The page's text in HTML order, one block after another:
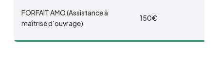
FORFAIT AMO (Assistance à
maîtrise d'ouvrage)
150€